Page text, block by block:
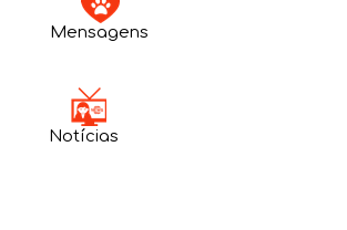
Mensagens
Notícias